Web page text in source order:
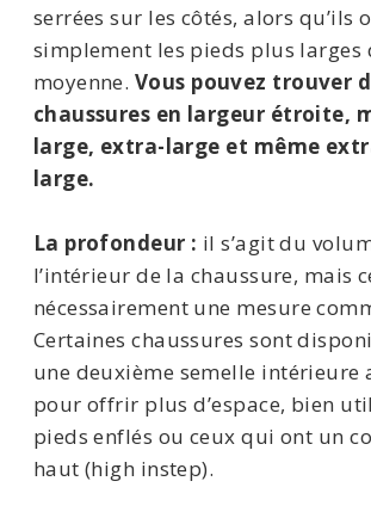
serrées sur les côtés, alors qu’ils
simplement les pieds plus larges
moyenne. Vous pouvez trouver
chaussures en largeur étroite,
large, extra-large et même
large.
La profondeur : il s’agit du
l’intérieur de la chaussure, mais
nécessairement une mesure
Certaines chaussures sont
une deuxième semelle intérieure
pour offrir plus d’espace, bien
pieds enflés ou ceux qui ont un
haut (high instep).